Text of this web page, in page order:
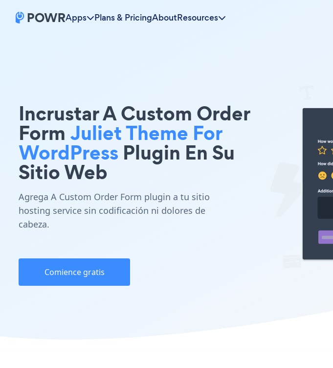
Apps Plans & PricingAboutResources
Incrustar A Custom Order
Form Juliet Theme For
WordPress Plugin En Su
Sitio Web
Agrega A Custom Order Form plugin a tu sitio
hosting service sin codificación ni dolores de
cabeza.
Comience gratis